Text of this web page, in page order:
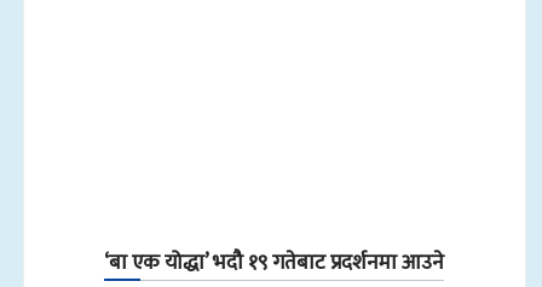
‘बा एक योद्धा’ भदौ १९ गतेबाट प्रदर्शनमा आउने